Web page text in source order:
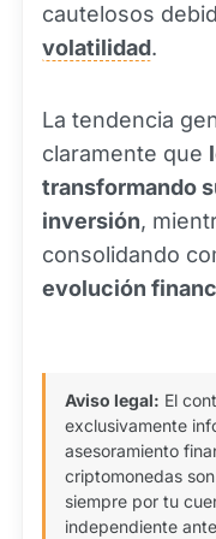
cautelosos
volatilidad.
La tendencia
claramente que
transformando
inversión,
consolidando
evolución
Aviso legal: El
exclusivamente
asesoramiento
criptomonedas
siempre por tu
independiente